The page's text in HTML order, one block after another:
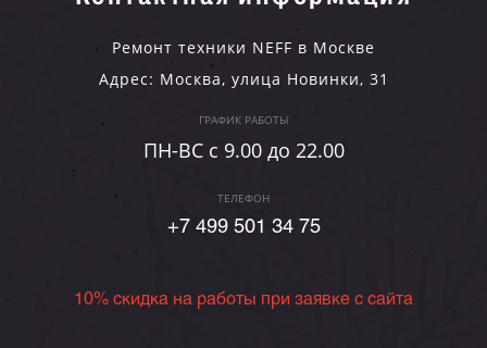
Ремонт техники NEFF в Москве
Адрес: Москва, улица Новинки, 31
ГРАФИК РАБОТЫ
ПН-ВC c 9.00 до 22.00
ТЕЛЕФОН
+7 499 501 34 75
10% скидка на работы при заявке с сайта